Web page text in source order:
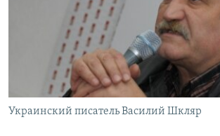
ПОБЕДИТЕЛЕЙ НЕ СУДЯТ?
КРЫМ.НЕПОКОРЕННЫЙ
УКРАИНСКАЯ ПРОБЛЕМА КРЫМА
ПРИСОЕДИНЯЙТЕСЬ!
Все сайты RFE/RL
Украинский писатель Василий Шкляр